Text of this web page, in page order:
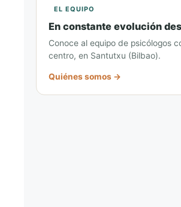
EL EQUIPO
En constante evolución
Conoce al equipo de psicólogos
centro, en Santutxu (Bilbao).
Quiénes somos →